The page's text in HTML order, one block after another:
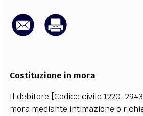
CODICI RUBRICHE
Costituzione in mora
Il debitore [Codice civile 1220,
mora mediante intimazione o